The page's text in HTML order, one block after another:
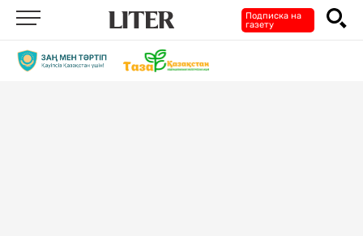
Подписка на
газету